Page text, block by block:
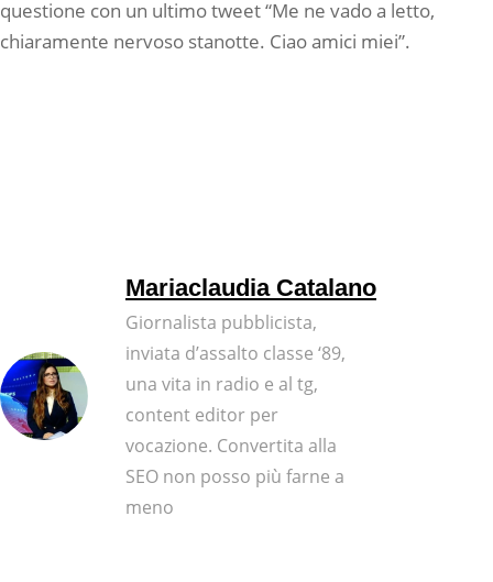
questione con un ultimo tweet “Me ne vado a letto,
chiaramente nervoso stanotte. Ciao amici miei”.
Mariaclaudia Catalano
Giornalista pubblicista,
inviata d’assalto classe ‘89,
una vita in radio e al tg,
content editor per
vocazione. Convertita alla
SEO non posso più farne a
meno